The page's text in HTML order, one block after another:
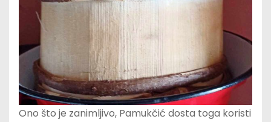
Ono što je zanimljivo, Pamukčić dosta toga koristi